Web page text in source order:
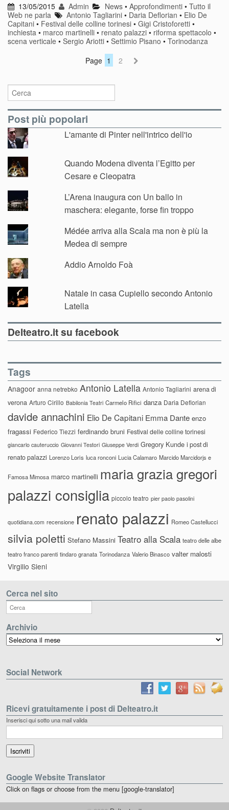
13/05/2015 Admin News• Approfondimenti• Tutto il
Web ne parla
Antonio Tagliarini • Daria Deflorian • Elio De
Capitani • Festival delle colline torinesi • Gigi Cristoforetti •
inchiesta • marco martinelli • renato palazzi • riforma spettacolo •
scena verticale • Sergio Ariotti • Settimio Pisano • Torinodanza
Page 1 2
Post più popolari
L'amante di Pinter nell'intrico dell'io
Quando Modena diventa l’Egitto per
Cesare e Cleopatra
L’Arena inaugura con Un ballo in
maschera: elegante, forse fin troppo
Médée arriva alla Scala ma non è più la
Medea di sempre
Addio Arnoldo Foà
Natale in casa Cupiello secondo Antonio
Latella
Delteatro.it su facebook
Tags
Anagoor anna netrebko Antonio Latella Antonio Tagliarini arena di
verona Arturo Cirillo Babilonia Teatri Carmelo Rifici danza Daria Deflorian
davide annachini Elio De Capitani Emma Dante enzo
fragassi Federico Tiezzi ferdinando bruni Festival delle colline torinesi
giancarlo cauteruccio Giovanni Testori Giuseppe Verdi Gregory Kunde i post di
renato palazzi Lorenzo Loris luca ronconi Lucia Calamaro Marcido Marcidorjs e
Famosa Mimosa marco martinelli maria grazia gregori
palazzi consiglia piccolo teatro pier paolo pasolini
quotidiana.com recensione renato palazzi Romeo Castellucci
silvia poletti Stefano Massini Teatro alla Scala teatro delle albe
teatro franco parenti tindaro granata Torinodanza Valerio Binasco valter malosti
Virgilio Sieni
Cerca nel sito
Archivio
Archivio
Social Network
Ricevi gratuitamente i post di Delteatro.it
Inserisci qui sotto una mail valida
Google Website Translator
Click on flags or choose from the menu [google-translator]